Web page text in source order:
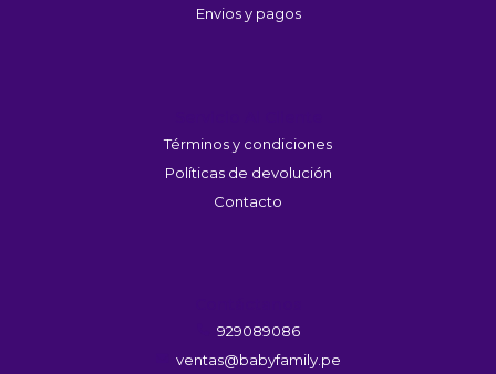
Envios y pagos
Términos y condiciones
Políticas de devolución
Contacto
929089086
ventas@babyfamily.pe